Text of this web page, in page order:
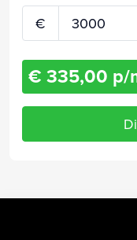
€
€ 335,00 p/